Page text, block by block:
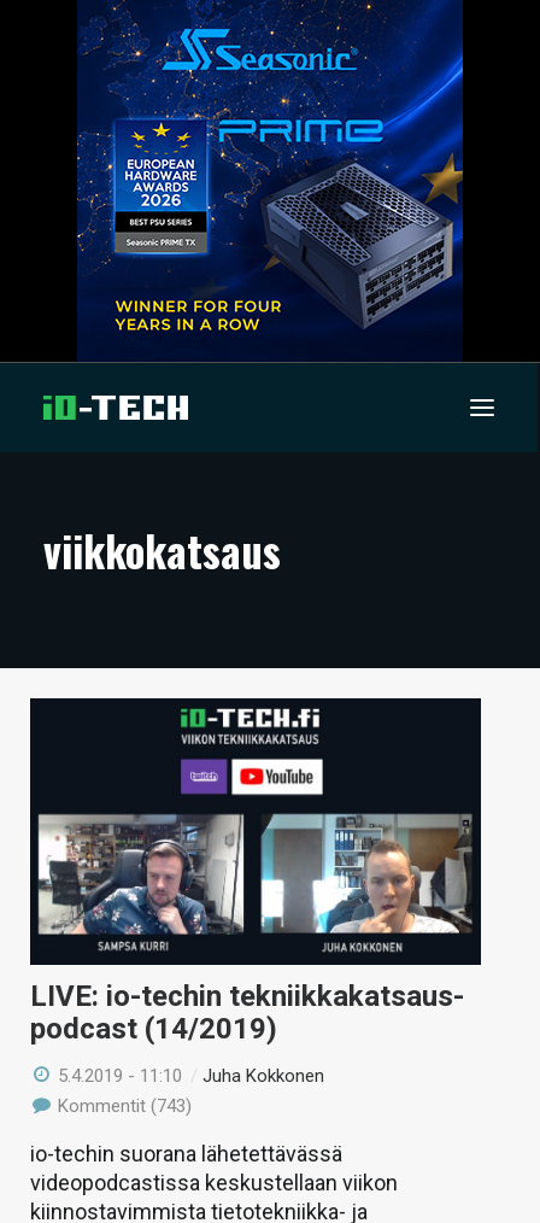
ARTIKKELIT
TECHBBS
KAUPPA
VAIHDA TEEMA
HAKU
viikkokatsaus
LIVE: io-techin tekniikkakatsaus-
podcast (14/2019)
5.4.2019 - 11:10 /Juha Kokkonen
Kommentit (743)
io-techin suorana lähetettävässä
videopodcastissa keskustellaan viikon
kiinnostavimmista tietotekniikka- ja